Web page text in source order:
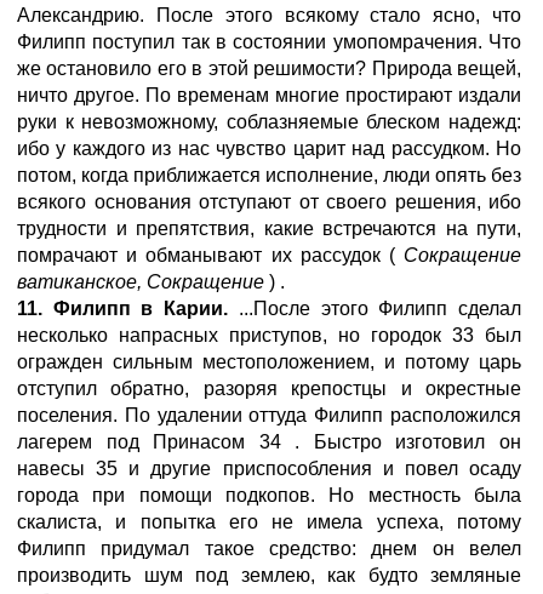
Александрию. После этого всякому стало ясно, что
Филипп поступил так в состоянии умопомрачения. Что
же остановило его в этой решимости? Природа вещей,
ничто другое. По временам многие простирают издали
руки к невозможному, соблазняемые блеском надежд:
ибо у каждого из нас чувство царит над рассудком. Но
потом, когда приближается исполнение, люди опять без
всякого основания отступают от своего решения, ибо
трудности и препятствия, какие встречаются на пути,
помрачают и обманывают их рассудок ( Сокращение
ватиканское, Сокращение ) .
11. Филипп в Карии. ...После этого Филипп сделал
несколько напрасных приступов, но городок 33 был
огражден сильным местоположением, и потому царь
отступил обратно, разоряя крепостцы и окрестные
поселения. По удалении оттуда Филипп расположился
лагерем под Принасом 34 . Быстро изготовил он
навесы 35 и другие приспособления и повел осаду
города при помощи подкопов. Но местность была
скалиста, и попытка его не имела успеха, потому
Филипп придумал такое средство: днем он велел
производить шум под землею, как будто земляные